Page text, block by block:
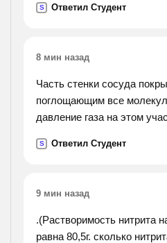
S Ответил Студент
8 мин назад
Часть стенки сосуда
поглощающим все
давление газа на этом
S Ответил Студент
9 мин назад
.(Растворимость нитрита
равна 80,5г. сколько